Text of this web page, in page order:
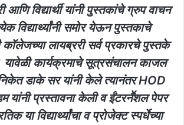
आणि विद्यार्थी यांनी पुस्तकांचे ग्रुप वाचन
विद्यार्थ्यांनी समोर येऊन पुस्तकाचे
लायब्ररी सर्व प्रकारचे पुस्तके
कार्यक्रमाचे सूत्रसंचालन काजल
डाके सर यांनी केले त्यानंतर HOD
यांनी प्रस्तावना केली व ईंटरनॕशल पेपर
या विद्यार्थ्यांचा व प्रोजेक्ट स्पर्धेच्या